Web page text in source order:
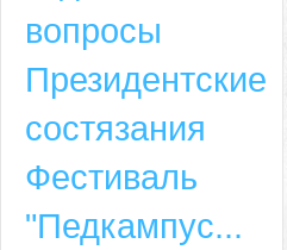
вопросы
Президентские
состязания
Фестиваль
"Педкампус...